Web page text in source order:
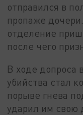
отправился в
пропаже
отделение
после чего
В ходе допроса
убийства стал
порыве гнева
ударил им свою